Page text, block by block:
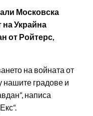
Московска
Украйна
от Ройтерс,
на войната от
нашите градове и
написа